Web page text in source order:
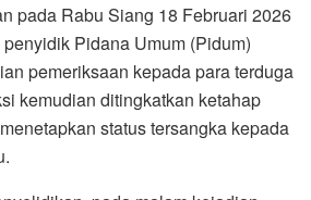
pada Rabu Siang 18 Februari 2026
Pidana Umum (Pidum)
pemeriksaan kepada para terduga
kemudian ditingkatkan ketahap
status tersangka kepada